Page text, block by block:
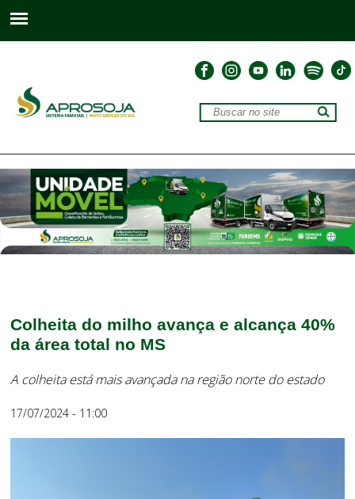
Colheita do milho avança e alcança 40%
da área total no MS
A colheita está mais avançada na região norte do estado
17/07/2024 - 11:00